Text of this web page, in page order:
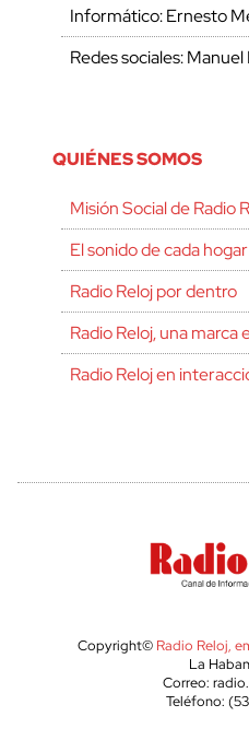
Informático: Ernesto
Redes sociales:
QUIÉNES SOMOS
Misión Social de Radio
El sonido de cada
Radio Reloj por dentro
Radio Reloj, una marca
Radio Reloj en
Copyright© Radio Reloj,
La
Correo:
Teléfono: